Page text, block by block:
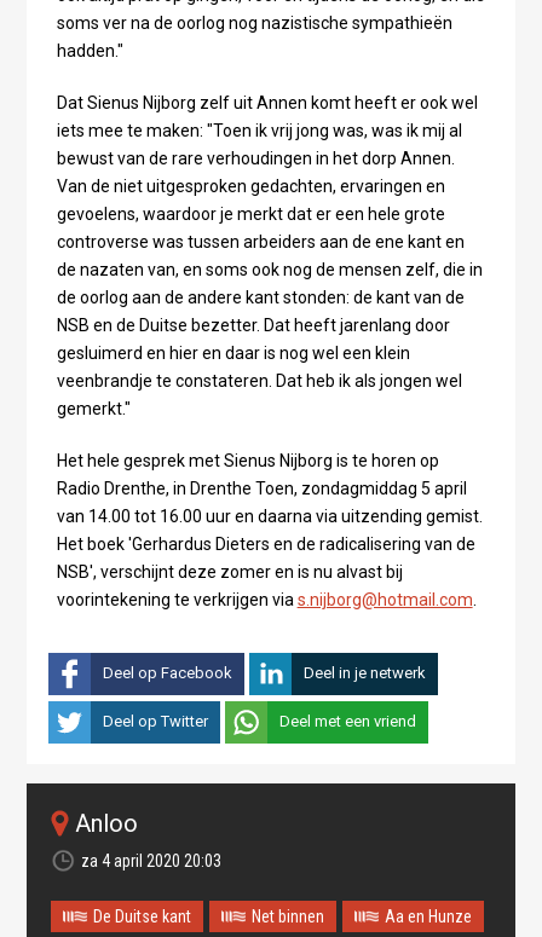
soms ver na de oorlog nog nazistische sympathieën
hadden."
Dat Sienus Nijborg zelf uit Annen komt heeft er ook wel
iets mee te maken: "Toen ik vrij jong was, was ik mij al
bewust van de rare verhoudingen in het dorp Annen.
Van de niet uitgesproken gedachten, ervaringen en
gevoelens, waardoor je merkt dat er een hele grote
controverse was tussen arbeiders aan de ene kant en
de nazaten van, en soms ook nog de mensen zelf, die in
de oorlog aan de andere kant stonden: de kant van de
NSB en de Duitse bezetter. Dat heeft jarenlang door
gesluimerd en hier en daar is nog wel een klein
veenbrandje te constateren. Dat heb ik als jongen wel
gemerkt."
Het hele gesprek met Sienus Nijborg is te horen op
Radio Drenthe, in Drenthe Toen, zondagmiddag 5 april
van 14.00 tot 16.00 uur en daarna via uitzending gemist.
Het boek 'Gerhardus Dieters en de radicalisering van de
NSB', verschijnt deze zomer en is nu alvast bij
voorintekening te verkrijgen via s.nijborg@hotmail.com
Deel op Facebook Deel in je netwerk
Deel op Twitter Deel met een vriend
Anloo
za 4 april 2020 20:03
De Duitse kant Net binnen Aa en Hunze